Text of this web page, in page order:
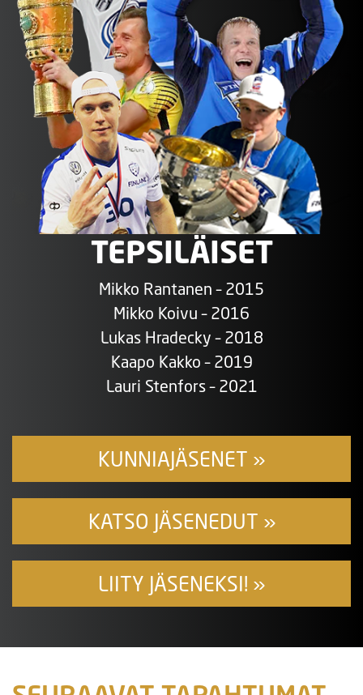
TEPSILÄISET
Mikko Rantanen – 2015
Mikko Koivu – 2016
Lukas Hradecky – 2018
Kaapo Kakko – 2019
Lauri Stenfors – 2021
KUNNIAJÄSENET »
KATSO JÄSENEDUT »
LIITY JÄSENEKSI! »